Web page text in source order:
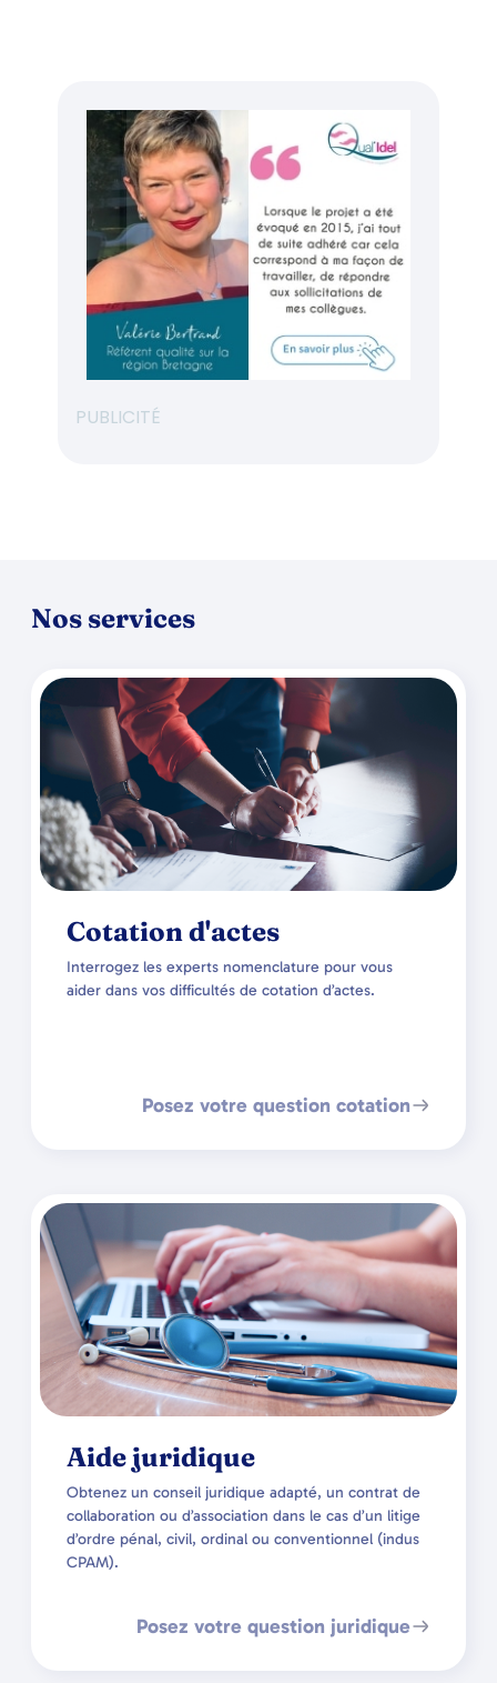
PUBLICITÉ
Nos services
Cotation d'actes
Interrogez les experts nomenclature pour vous
aider dans vos difficultés de cotation d’actes.
Posez votre question cotation
Aide juridique
Obtenez un conseil juridique adapté, un contrat de
collaboration ou d’association dans le cas d’un litige
d’ordre pénal, civil, ordinal ou conventionnel (indus
CPAM).
Posez votre question juridique